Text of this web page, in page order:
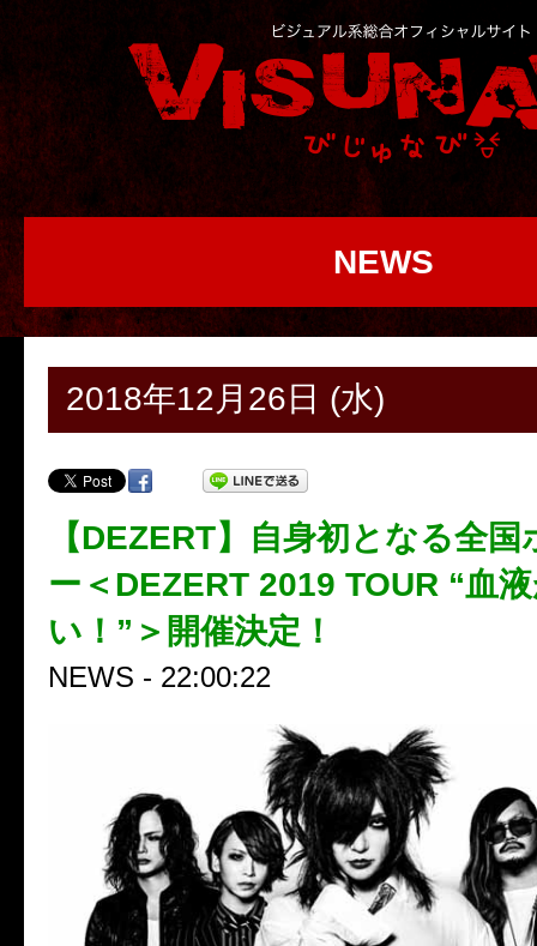
NEWS
2018年12月26日 (水)
【DEZERT】自身初となる全
ー＜DEZERT 2019 TOUR “血
い！”＞開催決定！
NEWS - 22:00:22